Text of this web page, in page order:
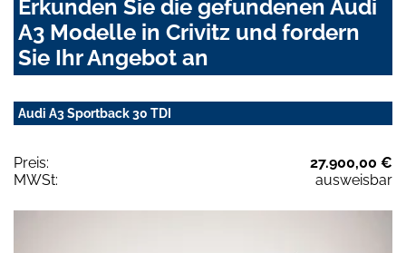
Erkunden Sie die gefundenen Audi
A3 Modelle in Crivitz und fordern
Sie Ihr Angebot an
Audi A3 Sportback 30 TDI
Preis:
27.900,00 €
MWSt:
ausweisbar